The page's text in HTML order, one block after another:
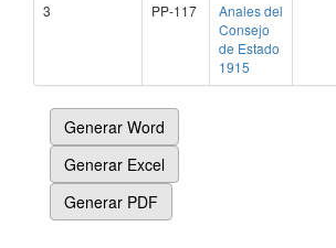
3 PP-117
Anales del
Consejo
de Estado
1915
Generar Word
Generar Excel
Generar PDF